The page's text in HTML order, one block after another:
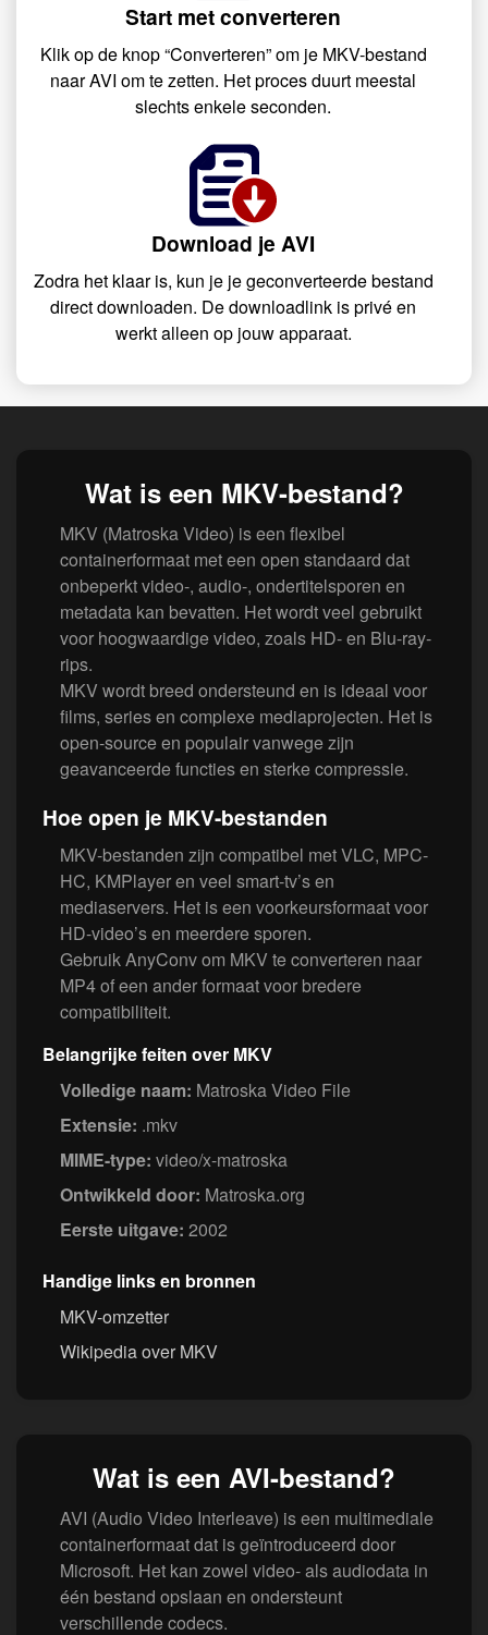
Start met converteren
Klik op de knop “Converteren” om je MKV-bestand
naar AVI om te zetten. Het proces duurt meestal
slechts enkele seconden.
Download je AVI
Zodra het klaar is, kun je je geconverteerde bestand
direct downloaden. De downloadlink is privé en
werkt alleen op jouw apparaat.
Wat is een MKV-bestand?
MKV (Matroska Video) is een flexibel
containerformaat met een open standaard dat
onbeperkt video-, audio-, ondertitelsporen en
metadata kan bevatten. Het wordt veel gebruikt
voor hoogwaardige video, zoals HD- en Blu-ray-
rips.
MKV wordt breed ondersteund en is ideaal voor
films, series en complexe mediaprojecten. Het is
open-source en populair vanwege zijn
geavanceerde functies en sterke compressie.
Hoe open je MKV-bestanden
MKV-bestanden zijn compatibel met VLC, MPC-
HC, KMPlayer en veel smart-tv’s en
mediaservers. Het is een voorkeursformaat voor
HD-video’s en meerdere sporen.
Gebruik AnyConv om MKV te converteren naar
MP4 of een ander formaat voor bredere
compatibiliteit.
Belangrijke feiten over MKV
Volledige naam: Matroska Video File
Extensie: .mkv
MIME-type: video/x-matroska
Ontwikkeld door: Matroska.org
Eerste uitgave: 2002
Handige links en bronnen
MKV-omzetter
Wikipedia over MKV
Wat is een AVI-bestand?
AVI (Audio Video Interleave) is een multimediale
containerformaat dat is geïntroduceerd door
Microsoft. Het kan zowel video- als audiodata in
één bestand opslaan en ondersteunt
verschillende codecs.